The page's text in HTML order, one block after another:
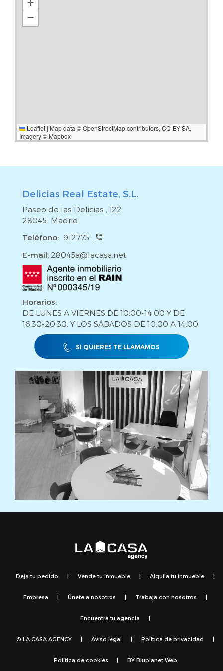
+
−
Leaflet | Map data ©OpenStreetMapcontributors, CC-BY-SA,
Imagery © Mapbox
Delicias Real Estate, S.L.
Paseo de las Delicias , 122
28045 Madrid
Teléfono: 912775 ...
E-mail: 28045a@lacasa.net
Horarios:
DE LUNES A VIERNES DE 10:00-14:00 Y DE
16:30-20:30, Y LOS SÁBADOS DE 10:00 A 14:00
SI QUIERES TE LLAMAMOS
Deja tu pedido | Vende tu inmueble | Alquila tu inmueble |
Empresa | Únete a nosotros | Trabaja con nosotros |
Encuentra tu agencia |
© LA CASA AGENCY | Aviso legal | Política de privacidad |
Política de cookies | BY Bluplanet Web